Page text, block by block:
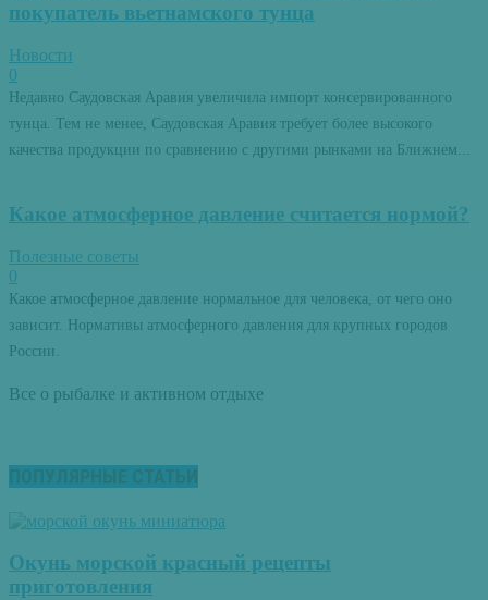
покупатель вьетнамского тунца
Новости
0
Недавно Саудовская Аравия увеличила импорт консервированного
тунца. Тем не менее, Саудовская Аравия требует более высокого
качества продукции по сравнению с другими рынками на Ближнем...
Какое атмосферное давление считается нормой?
Полезные советы
0
Какое атмосферное давление нормальное для человека, от чего оно
зависит. Нормативы атмосферного давления для крупных городов
России.
Все о рыбалке и активном отдыхе
ПОПУЛЯРНЫЕ СТАТЬИ
Окунь морской красный рецепты
приготовления